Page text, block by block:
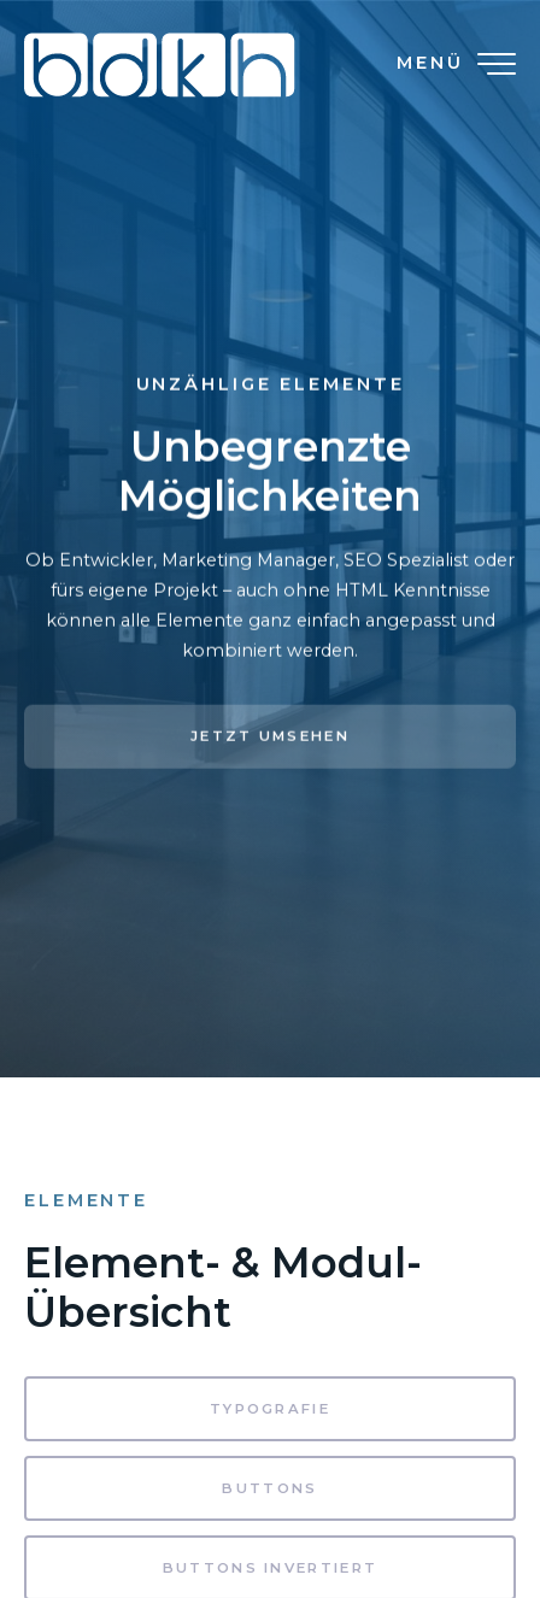
MENÜ
UNZÄHLIGE ELEMENTE
Unbegrenzte
Möglichkeiten
Ob Entwickler, Marketing Manager, SEO Spezialist oder
fürs eigene Projekt – auch ohne HTML Kenntnisse
können alle Elemente ganz einfach angepasst und
kombiniert werden.
JETZT UMSEHEN
ELEMENTE
Element- & Modul-
Übersicht
TYPOGRAFIE
BUTTONS
BUTTONS INVERTIERT